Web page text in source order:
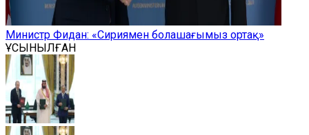
Министр Фидан: «Сириямен болашағымыз ортақ»
ҰСЫНЫЛҒАН